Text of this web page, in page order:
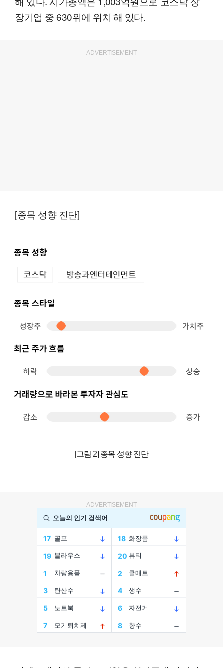
장기업 중 630위에 위치 해 있다.
ADVERTISEMENT
[종목 성향 진단]
[그림 2] 종목 성향 진단
ADVERTISEMENT